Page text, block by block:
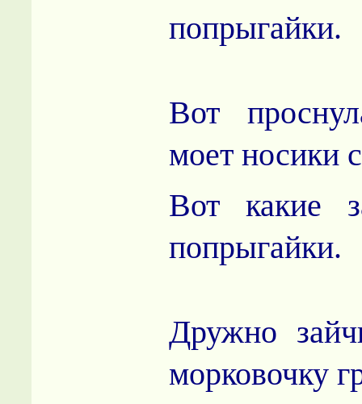
попрыгайки.
Вот
моет носики
Вот какие
попрыгайки.
Дружно
морковочку